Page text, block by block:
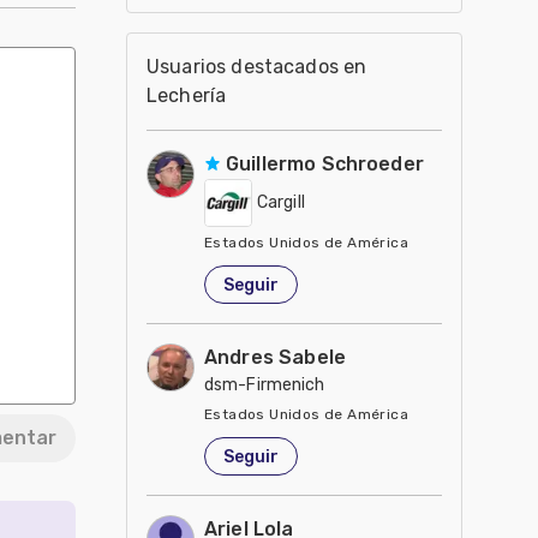
producción láctea
Usuarios destacados en
Lechería
Guillermo Schroeder
Cargill
Estados Unidos de América
Seguir
Andres Sabele
dsm-Firmenich
Estados Unidos de América
Seguir
Ariel Lola